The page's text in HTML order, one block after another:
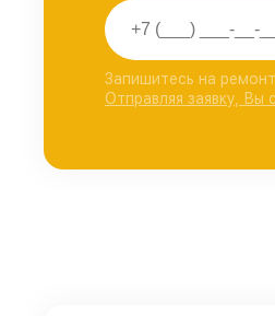
Запишитесь на
Отправляя заявку, Вы